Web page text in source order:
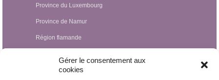
Gérer le consentement aux
cookies
Province du Luxembourg
Province de Namur
Région flamande
Hypnothérapeutes Luxembourg
Hypnothérapeutes France